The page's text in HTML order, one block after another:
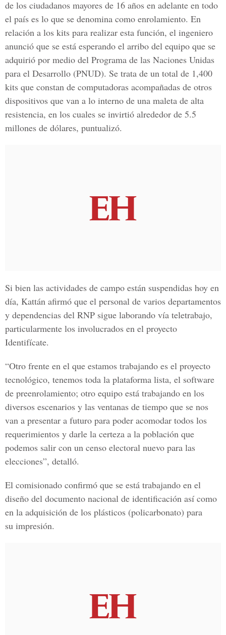
de los ciudadanos mayores de 16 años en adelante en todo
el país es lo que se denomina como enrolamiento. En
relación a los kits para realizar esta función, el ingeniero
anunció que se está esperando el arribo del equipo que se
adquirió por medio del Programa de las Naciones Unidas
para el Desarrollo (PNUD). Se trata de un total de 1,400
kits que constan de computadoras acompañadas de otros
dispositivos que van a lo interno de una maleta de alta
resistencia, en los cuales se invirtió alrededor de 5.5
millones de dólares, puntualizó.
Si bien las actividades de campo están suspendidas hoy en
día, Kattán afirmó que el personal de varios departamentos
y dependencias del RNP sigue laborando vía teletrabajo,
particularmente los involucrados en el proyecto
Identifícate.
“Otro frente en el que estamos trabajando es el proyecto
tecnológico, tenemos toda la plataforma lista, el software
de preenrolamiento; otro equipo está trabajando en los
diversos escenarios y las ventanas de tiempo que se nos
van a presentar a futuro para poder acomodar todos los
requerimientos y darle la certeza a la población que
podemos salir con un censo electoral nuevo para las
elecciones”, detalló.
El comisionado confirmó que se está trabajando en el
diseño del documento nacional de identificación así como
en la adquisición de los plásticos (policarbonato) para
su impresión.